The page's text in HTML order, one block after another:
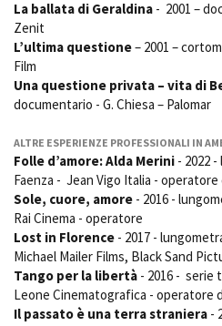
La ballata di Geraldina - 2001 –
Zenit
L’ultima questione– 2001 –
Film
Una questione privata – vita di
documentario - G. Chiesa – Palomar
ALTRE ESPERIENZE PROFESSIONALI IN
Folle d’amore: Alda Merini - 2022
Faenza - Jean Vigo Italia -
Sole, cuore, amore - 2016 -
Rai Cinema - operatore
Lost in Florence - 2017 -
Michael Mailer Films, Black Sand
Tango per la libertà - 2016 - serie
Leone Cinematografica - operatore
Il passato è una terra straniera -